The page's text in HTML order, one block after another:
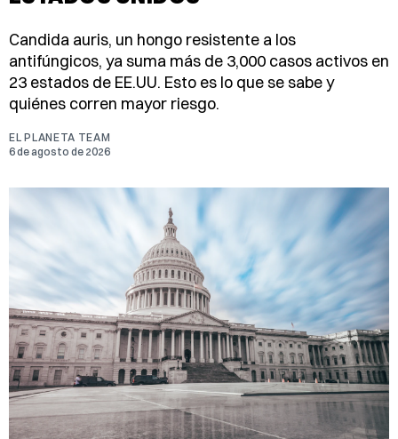
Candida auris, un hongo resistente a los
antifúngicos, ya suma más de 3,000 casos activos en
23 estados de EE.UU. Esto es lo que se sabe y
quiénes corren mayor riesgo.
EL PLANETA TEAM
6 de agosto de 2026